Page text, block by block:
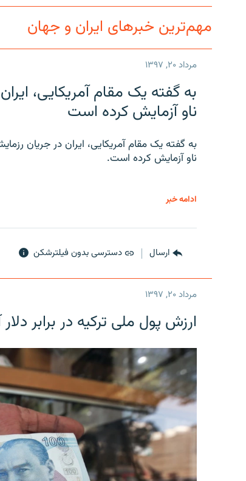
مهم‌ترین خبرهای ایران و جهان
مرداد ۲۰, ۱۳۹۷
به گفته یک مقام آمریکایی،
ناو آزمایش کرده است
به گفته یک مقام آمریکایی، ایران در جریان
ناو آزمایش کرده است.
ادامه خبر
ارسال دسترسی بدون فیلترشکن
مرداد ۲۰, ۱۳۹۷
ارزش پول ملی ترکیه در برابر دلار آمریکا در